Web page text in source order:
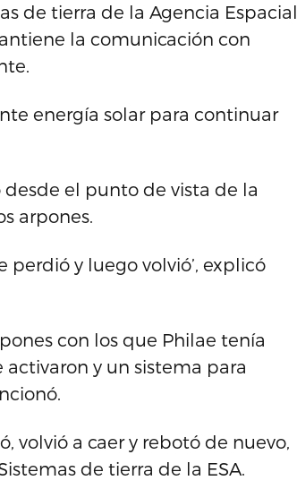
de tierra de la Agencia Espacial
la comunicación con
energía solar para continuar
desde el punto de vista de la
arpones.
perdió y luego volvió’, explicó
con los que Philae tenía
y un sistema para
volvió a caer y rebotó de nuevo,
de tierra de la ESA.